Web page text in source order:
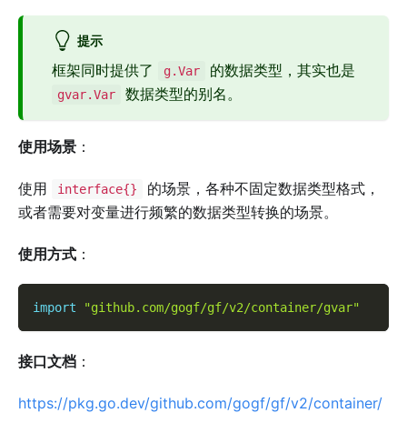
提示
框架同时提供了 g.Var 的数据类型，其实也是
gvar.Var 数据类型的别名。
使用场景 ：
使用 interface{}
的场景，各种不固定数据类型格式，
或者需要对变量进行频繁的数据类型转换的场景。
使用方式 ：
import "github.com/gogf/gf/v2/container/gvar"
接口文档 ：
https://pkg.go.dev/github.com/gogf/gf/v2/container/